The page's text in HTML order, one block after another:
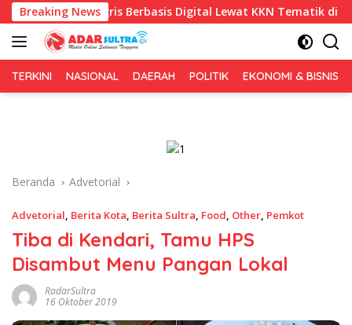
Langsung
ke
konten
Breaking News
Berbasis Digital Lewat KKN Tematik di Desa Alebo
TERKINI NASIONAL DAERAH POLITIK EKONOMI & BISNIS
Beranda Advetorial
Advetorial, Berita Kota, Berita Sultra, Food, Other, Pemkot
Tiba di Kendari, Tamu HPS
Disambut Menu Pangan Lokal
RadarSultra
16 Oktober 2019